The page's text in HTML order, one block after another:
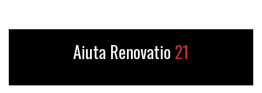
Aiuta Renovatio 21